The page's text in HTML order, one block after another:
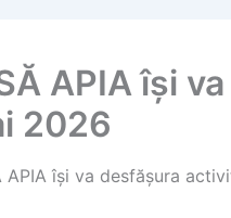
APIA își
2026
APIA își va desfășura